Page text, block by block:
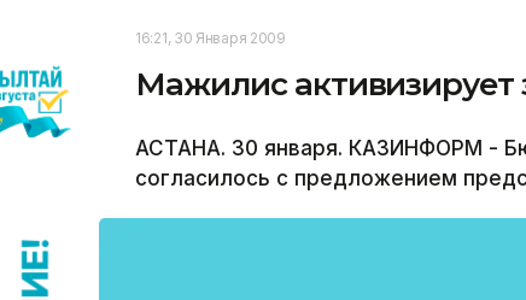
16:21, 30 Января 2009
Мажилис активизирует
АСТАНА. 30 января. КАЗИНФОРМ -
согласилось с предложением